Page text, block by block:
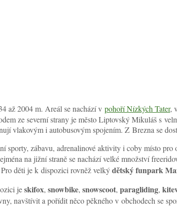
až 2004 m. Areál se nachází v pohoří Nízkých Tater,
ze severní strany je město Liptovský Mikuláš s
vlakovým i autobusovým spojením. Z Brezna se
sporty, zábavu, adrenalinové aktivity i coby místo
na jižní straně se nachází velké množství
děti je k dispozici rovněž velkýdětský funpark
jeskifox, snowbike, snowscoot, paragliding,
navštívit a pořídit něco pěkného v obchodech se